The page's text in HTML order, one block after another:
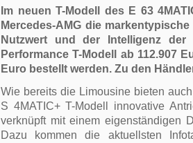
Im neuen T-Modell des E 63
Mercedes-AMG die
Nutzwert und der Intelligenz
Performance T-Modell ab 112.907
Euro bestellt werden. Zu den
Wie bereits die Limousine bieten
S 4MATIC+ T-Modell innovative
verknüpft mit einem eigenständigen
Dazu kommen die aktuellsten